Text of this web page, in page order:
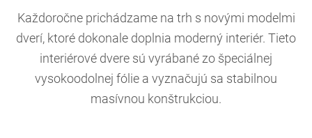
Každoročne prichádzame na trh s novými modelmi
dverí, ktoré dokonale doplnia moderný interiér. Tieto
interiérové dvere sú vyrábané zo špeciálnej
vysokoodolnej fólie a vyznačujú sa stabilnou
masívnou konštrukciou.